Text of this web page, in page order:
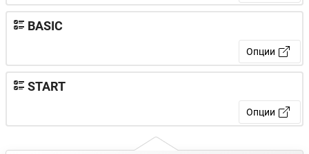
BASIC
Опции
START
Опции